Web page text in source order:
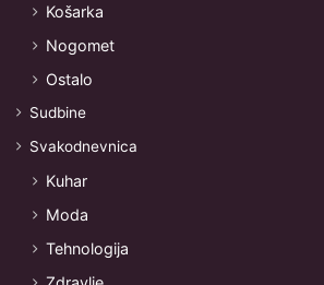
Košarka
Nogomet
Ostalo
Sudbine
Svakodnevnica
Kuhar
Moda
Tehnologija